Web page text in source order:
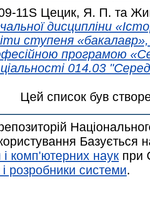
11S Цецик, Я. П. та
дисципліни
ступеня
програмою
014.03
Цей список був
Базується
і комп'ютерних наук при
розробники системи.